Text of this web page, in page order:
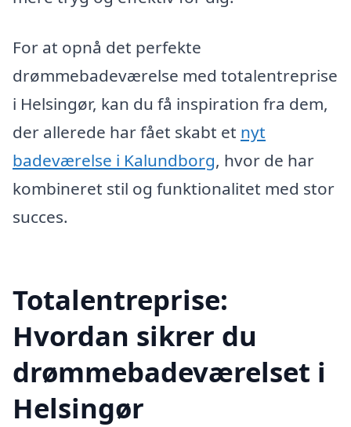
For at opnå det perfekte
drømmebadeværelse med totalentreprise
i Helsingør, kan du få inspiration fra dem,
der allerede har fået skabt et nyt
badeværelse i Kalundborg, hvor de har
kombineret stil og funktionalitet med stor
succes.
Totalentreprise:
Hvordan sikrer du
drømmebadeværelset i
Helsingør